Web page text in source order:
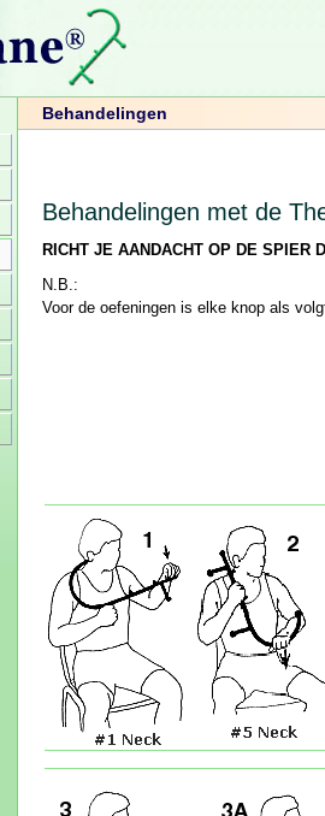
Behandelingen
Behandelingen met de
RICHT JE AANDACHT OP DE SPIER
N.B.:
Voor de oefeningen is elke knop als